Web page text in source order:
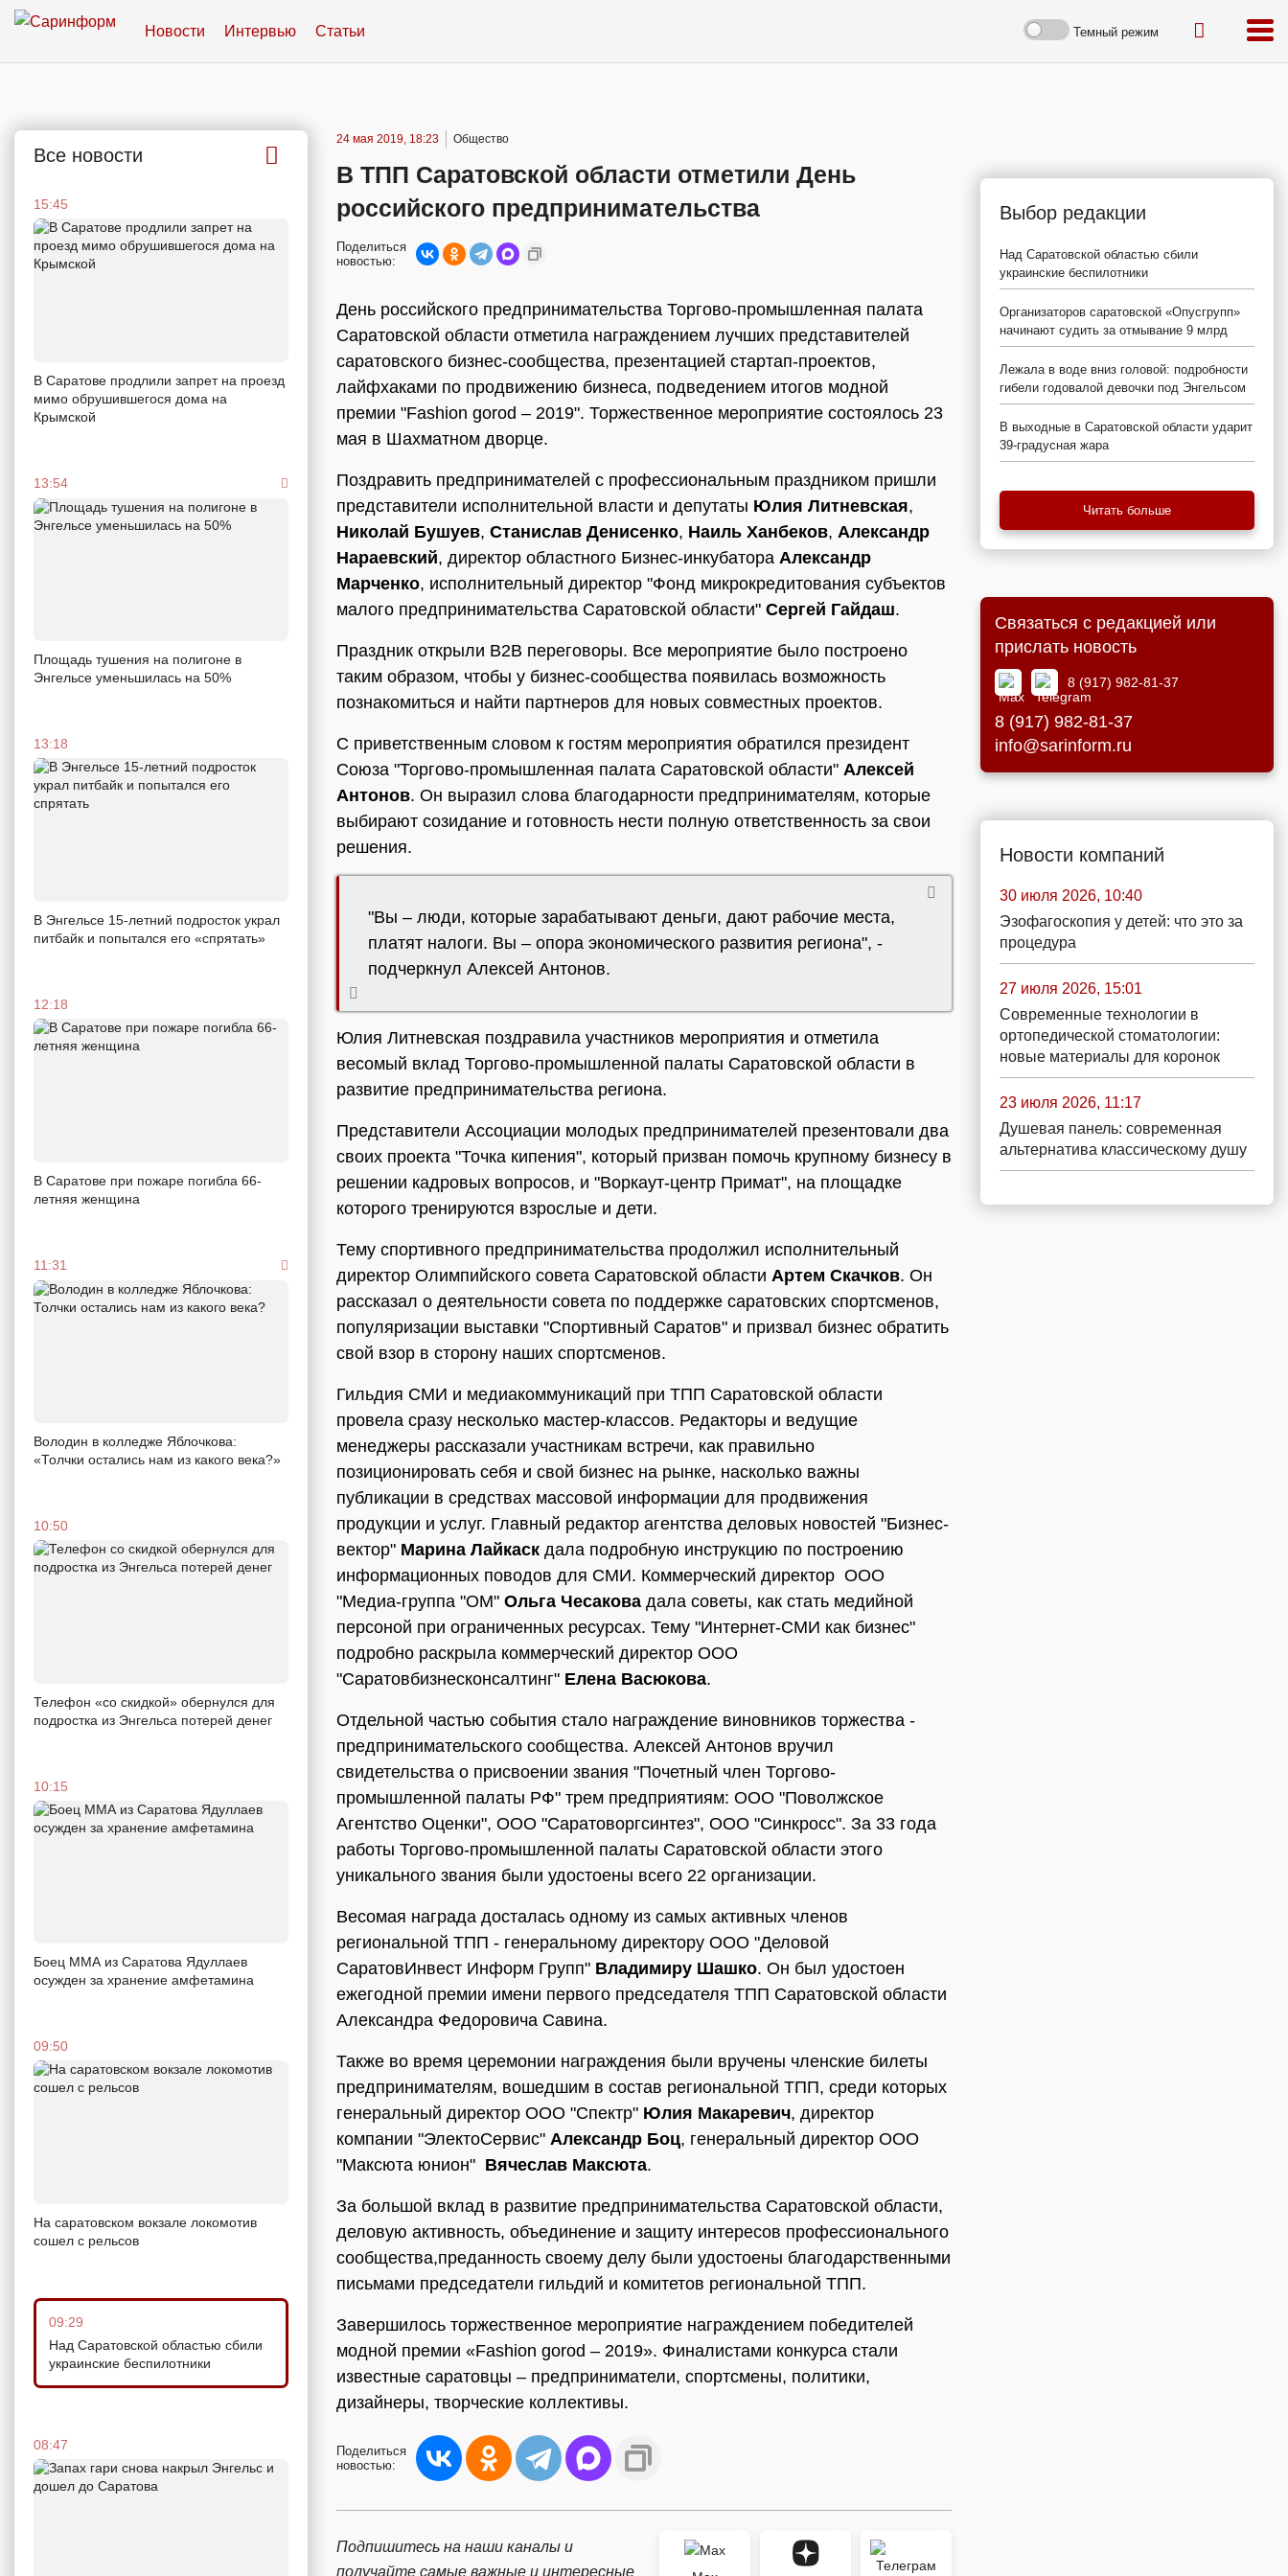
Новости Интервью Статьи Темный режим
Все новости
15:45
В Саратове продлили запрет на проезд
мимо обрушившегося дома на
Крымской
13:54
Площадь тушения на полигоне в
Энгельсе уменьшилась на 50%
13:18
В Энгельсе 15-летний подросток украл
питбайк и попытался его «спрятать»
12:18
В Саратове при пожаре погибла 66-
летняя женщина
11:31
Володин в колледже Яблочкова:
«Толчки остались нам из какого века?»
10:50
Телефон «со скидкой» обернулся для
подростка из Энгельса потерей денег
10:15
Боец ММА из Саратова Ядуллаев
осужден за хранение амфетамина
09:50
На саратовском вокзале локомотив
сошел с рельсов
09:29
Над Саратовской областью сбили
украинские беспилотники
08:47
24 мая 2019, 18:23 Общество
В ТПП Саратовской области отметили День
российского предпринимательства
Поделиться
новостью:
День российского предпринимательства Торгово-промышленная палата
Саратовской области отметила награждением лучших представителей
саратовского бизнес-сообщества, презентацией стартап-проектов,
лайфхаками по продвижению бизнеса, подведением итогов модной
премии "Fashion gorod – 2019". Торжественное мероприятие состоялось 23
мая в Шахматном дворце.
Поздравить предпринимателей с профессиональным праздником пришли
представители исполнительной власти и депутаты Юлия Литневская,
Николай Бушуев, Станислав Денисенко, Наиль Ханбеков, Александр
Нараевский, директор областного Бизнес-инкубатора Александр
Марченко, исполнительный директор "Фонд микрокредитования субъектов
малого предпринимательства Саратовской области" Сергей Гайдаш.
Праздник открыли В2В переговоры. Все мероприятие было построено
таким образом, чтобы у бизнес-сообщества появилась возможность
познакомиться и найти партнеров для новых совместных проектов.
С приветственным словом к гостям мероприятия обратился президент
Союза "Торгово-промышленная палата Саратовской области" Алексей
Антонов. Он выразил слова благодарности предпринимателям, которые
выбирают созидание и готовность нести полную ответственность за свои
решения.
"Вы – люди, которые зарабатывают деньги, дают рабочие места,
платят налоги. Вы – опора экономического развития региона", -
подчеркнул Алексей Антонов.
Юлия Литневская поздравила участников мероприятия и отметила
весомый вклад Торгово-промышленной палаты Саратовской области в
развитие предпринимательства региона.
Представители Ассоциации молодых предпринимателей презентовали два
своих проекта "Точка кипения", который призван помочь крупному бизнесу в
решении кадровых вопросов, и "Воркаут-центр Примат", на площадке
которого тренируются взрослые и дети.
Тему спортивного предпринимательства продолжил исполнительный
директор Олимпийского совета Саратовской области Артем Скачков. Он
рассказал о деятельности совета по поддержке саратовских спортсменов,
популяризации выставки "Спортивный Саратов" и призвал бизнес обратить
свой взор в сторону наших спортсменов.
Гильдия СМИ и медиакоммуникаций при ТПП Саратовской области
провела сразу несколько мастер-классов. Редакторы и ведущие
менеджеры рассказали участникам встречи, как правильно
позиционировать себя и свой бизнес на рынке, насколько важны
публикации в средствах массовой информации для продвижения
продукции и услуг. Главный редактор агентства деловых новостей "Бизнес-
вектор" Марина Лайкаск дала подробную инструкцию по построению
информационных поводов для СМИ. Коммерческий директор ООО
"Медиа-группа "ОМ" Ольга Чесакова дала советы, как стать медийной
персоной при ограниченных ресурсах. Тему "Интернет-СМИ как бизнес"
подробно раскрыла коммерческий директор ООО
"Саратовбизнесконсалтинг" Елена Васюкова.
Отдельной частью события стало награждение виновников торжества -
предпринимательского сообщества. Алексей Антонов вручил
свидетельства о присвоении звания "Почетный член Торгово-
промышленной палаты РФ" трем предприятиям: ООО "Поволжское
Агентство Оценки", ООО "Саратоворгсинтез", ООО "Синкросс". За 33 года
работы Торгово-промышленной палаты Саратовской области этого
уникального звания были удостоены всего 22 организации.
Весомая награда досталась одному из самых активных членов
региональной ТПП - генеральному директору ООО "Деловой
СаратовИнвест Информ Групп" Владимиру Шашко. Он был удостоен
ежегодной премии имени первого председателя ТПП Саратовской области
Александра Федоровича Савина.
Также во время церемонии награждения были вручены членские билеты
предпринимателям, вошедшим в состав региональной ТПП, среди которых
генеральный директор ООО "Спектр" Юлия Макаревич, директор
компании "ЭлектоСервис" Александр Боц, генеральный директор ООО
"Максюта юнион" Вячеслав Максюта.
За большой вклад в развитие предпринимательства Саратовской области,
деловую активность, объединение и защиту интересов профессионального
сообщества,преданность своему делу были удостоены благодарственными
письмами председатели гильдий и комитетов региональной ТПП.
Завершилось торжественное мероприятие награждением победителей
модной премии «Fashion gorod – 2019». Финалистами конкурса стали
известные саратовцы – предприниматели, спортсмены, политики,
дизайнеры, творческие коллективы.
Поделиться
новостью:
Подпишитесь на наши каналы и
получайте самые важные и интересные
Выбор редакции
Над Саратовской областью сбили
украинские беспилотники
Организаторов саратовской «Опусгрупп»
начинают судить за отмывание 9 млрд
Лежала в воде вниз головой: подробности
гибели годовалой девочки под Энгельсом
В выходные в Саратовской области ударит
39-градусная жара
Читать больше
Связаться с редакцией или
прислать новость
8 (917) 982-81-37
8 (917) 982-81-37
info@sarinform.ru
Новости компаний
30 июля 2026, 10:40
Эзофагоскопия у детей: что это за
процедура
27 июля 2026, 15:01
Современные технологии в
ортопедической стоматологии:
новые материалы для коронок
23 июля 2026, 11:17
Душевая панель: современная
альтернатива классическому душу